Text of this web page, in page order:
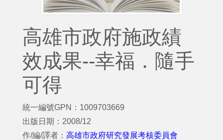
高雄市政府施政績
效成果--幸福．隨手
可得
統一編號GPN：1009703669
出版日期：2008/12
作/編/譯者： 高雄市政府研究發展考核委員會